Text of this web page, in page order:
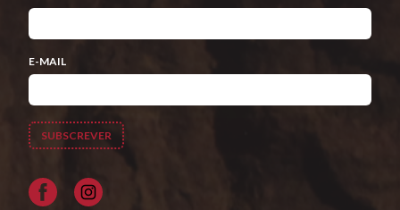
E-MAIL
Facebook